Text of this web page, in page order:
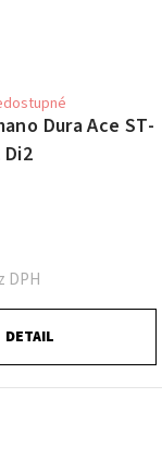
Dura Ace ST-
Di2
DPH
DETAIL